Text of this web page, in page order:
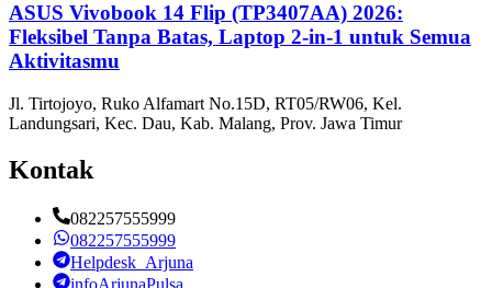
ASUS Vivobook 14 Flip (TP3407AA) 2026:
Fleksibel Tanpa Batas, Laptop 2-in-1 untuk Semua
Aktivitasmu
Jl. Tirtojoyo, Ruko Alfamart No.15D, RT05/RW06, Kel.
Landungsari, Kec. Dau, Kab. Malang, Prov. Jawa Timur
Kontak
082257555999
082257555999
Helpdesk_Arjuna
infoArjunaPulsa